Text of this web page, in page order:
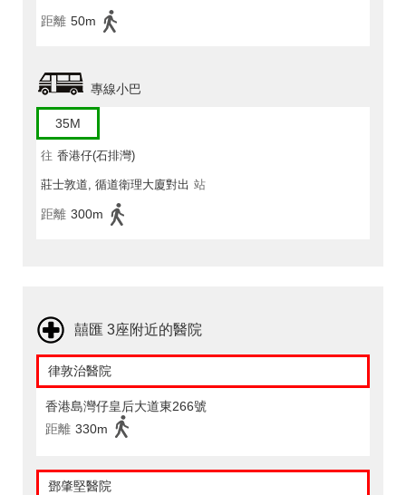
距離 50m
專線小巴
35M
往 香港仔(石排灣)
莊士敦道, 循道衛理大廈對出 站
距離 300m
囍匯 3座附近的醫院
律敦治醫院
香港島灣仔皇后大道東266號
距離 330m
鄧肇堅醫院